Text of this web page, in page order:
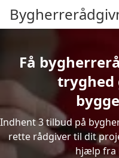
Få
tryghed
Indhent 3 tilbud på
rette rådgiver til dit
hjælp fra